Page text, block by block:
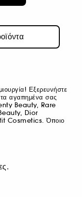
Εξερευνήστε
αγαπημένα σας
Beauty, Rare
Dior
Cosmetics. Όποιο